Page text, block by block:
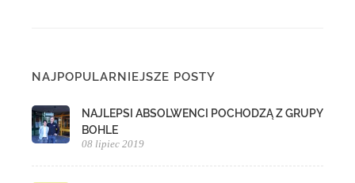
NAJPOPULARNIEJSZE POSTY
NAJLEPSI ABSOLWENCI POCHODZĄ Z GRUPY
BOHLE
08 lipiec 2019